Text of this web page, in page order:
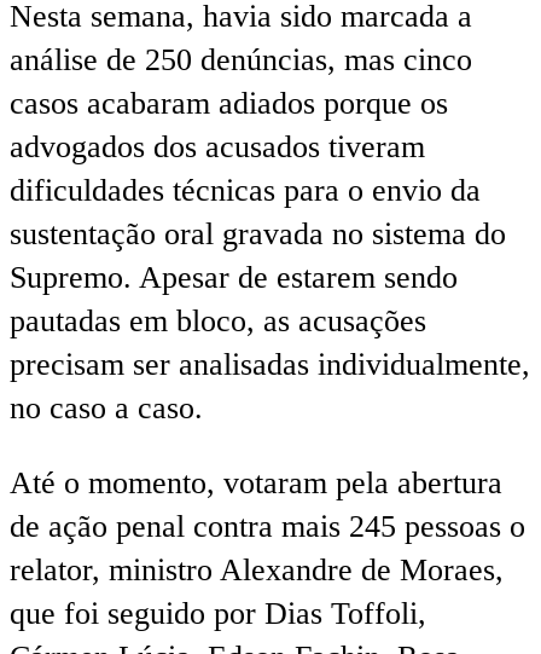
Nesta semana, havia sido marcada a
análise de 250 denúncias, mas cinco
casos acabaram adiados porque os
advogados dos acusados tiveram
dificuldades técnicas para o envio da
sustentação oral gravada no sistema do
Supremo. Apesar de estarem sendo
pautadas em bloco, as acusações
precisam ser analisadas individualmente,
no caso a caso.
Até o momento, votaram pela abertura
de ação penal contra mais 245 pessoas o
relator, ministro Alexandre de Moraes,
que foi seguido por Dias Toffoli,